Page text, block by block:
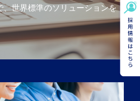
世界標準のソリューションを